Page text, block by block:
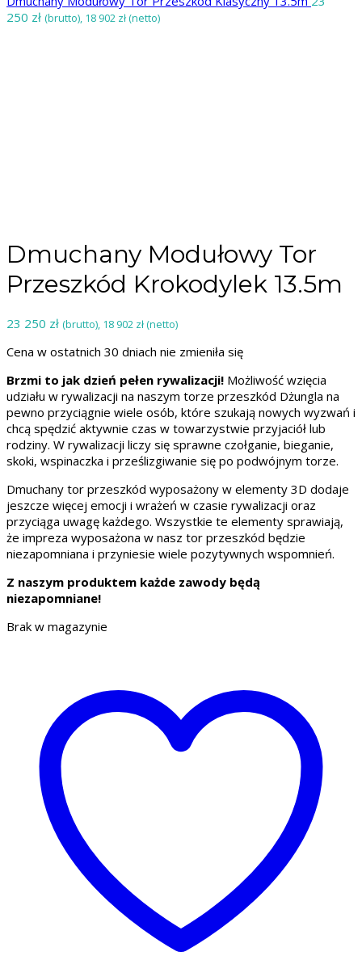
250 zł (brutto), 18 902 zł (netto)
Dmuchany Modułowy Tor
Przeszkód Krokodylek 13.5m
23 250 zł (brutto), 18 902 zł (netto)
Cena w ostatnich 30 dniach nie zmieniła się
Brzmi to jak dzień pełen rywalizacji! Możliwość wzięcia
udziału w rywalizacji na naszym torze przeszkód Dżungla na
pewno przyciągnie wiele osób, które szukają nowych wyzwań i
chcą spędzić aktywnie czas w towarzystwie przyjaciół lub
rodziny. W rywalizacji liczy się sprawne czołganie, bieganie,
skoki, wspinaczka i prześlizgiwanie się po podwójnym torze.
Dmuchany tor przeszkód wyposażony w elementy 3D dodaje
jeszcze więcej emocji i wrażeń w czasie rywalizacji oraz
przyciąga uwagę każdego. Wszystkie te elementy sprawiają,
że impreza wyposażona w nasz tor przeszkód będzie
niezapomniana i przyniesie wiele pozytywnych wspomnień.
Z naszym produktem każde zawody będą
niezapomniane!
Brak w magazynie